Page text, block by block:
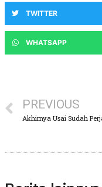
TWITTER
WHATSAPP
PREVIOUS